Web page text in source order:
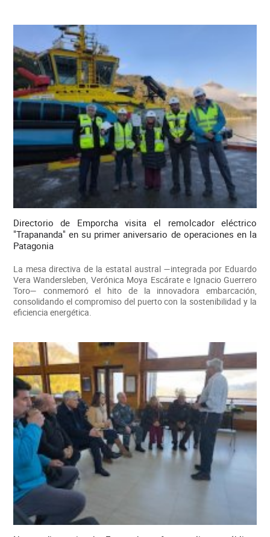
Directorio de Emporcha visita el remolcador eléctrico
"Trapananda" en su primer aniversario de operaciones en la
Patagonia
La mesa directiva de la estatal austral —integrada por Eduardo
Vera Wandersleben, Verónica Moya Escárate e Ignacio Guerrero
Toro— conmemoró el hito de la innovadora embarcación,
consolidando el compromiso del puerto con la sostenibilidad y la
eficiencia energética.